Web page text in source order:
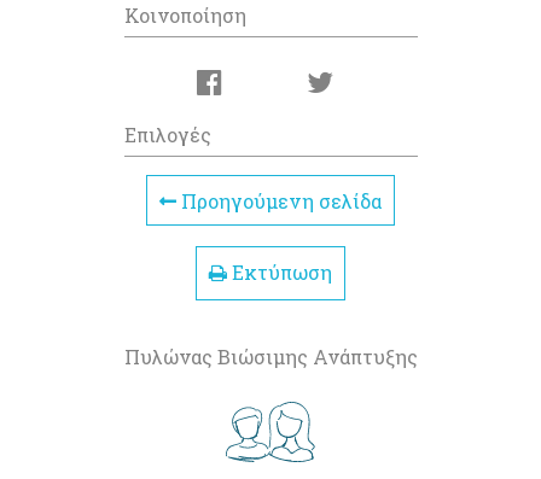
Κοινοποίηση
Επιλογές
Προηγούμενη σελίδα
Εκτύπωση
Πυλώνας Βιώσιμης Ανάπτυξης